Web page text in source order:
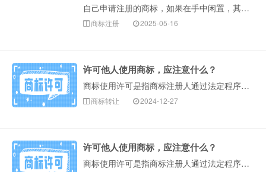
自己申请注册的商标，如果在手中闲置，其实可以通过商标许可的方式，相当于把商标“租”出去，从而为商标注册人带来收益。今天，我们来···
商标注册 2025-05-16
许可他人使用商标，应注意什么？
商标使用许可是指商标注册人通过法定程序允许他人使用其注册商标的行为。一般商标许可类型有普通许可、排他许可、独占许可三种类型。 通过商标许可，许可人可以···
商标转让 2024-12-27
许可他人使用商标，应注意什么？
商标使用许可是指商标注册人通过法定程序允许他人使用其注册商标的行为。一般商标许可类型有普通许可、排他许可、独占许可三种类型。通过商标许可，许可人可以把···